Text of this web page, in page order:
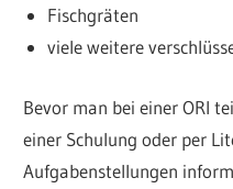
Fischgräten
viele weitere
Bevor man bei einer ORI
einer Schulung oder per
Aufgabenstellungen